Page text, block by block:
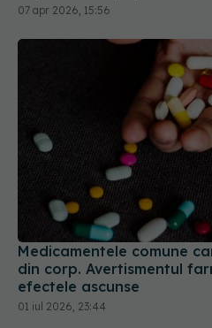
Medicamentele comune
din corp. Avertismentul
efectele ascunse
01 iul 2026, 23:44